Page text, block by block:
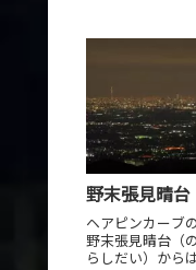
野末張見晴台
ヘアピンカーブ
野末張見晴台（
らしだい）から